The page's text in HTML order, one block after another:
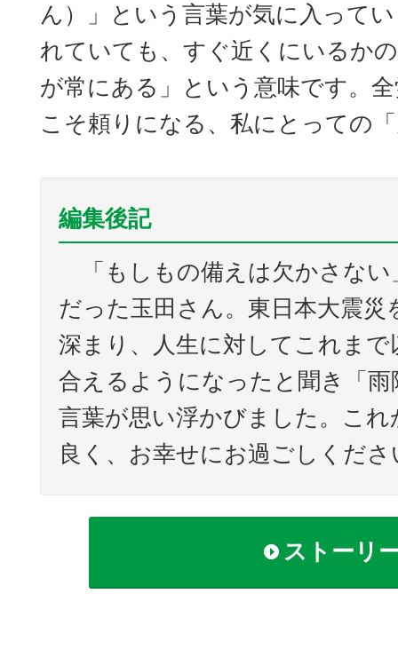
ん）」という言葉が気に入って
れていても、すぐ近くにいるか
が常にある」という意味です。
こそ頼りになる、私にとっての
編集後記
「もしもの備えは欠かさない
だった玉田さん。東日本大震
深まり、人生に対してこれま
合えるようになったと聞き「
言葉が思い浮かびました。こ
良く、お幸せにお過ごしくださ
ストーリ